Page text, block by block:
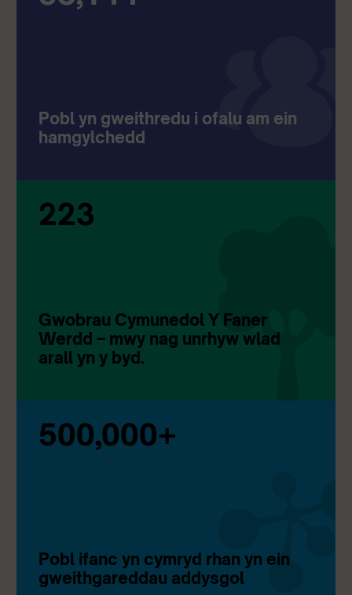
Pobl yn gweithredu i ofalu am ein
hamgylchedd
223
Gwobrau Cymunedol Y Faner
Werdd – mwy nag unrhyw wlad
arall yn y byd.
500,000+
Pobl ifanc yn cymryd rhan yn ein
gweithgareddau addysgol